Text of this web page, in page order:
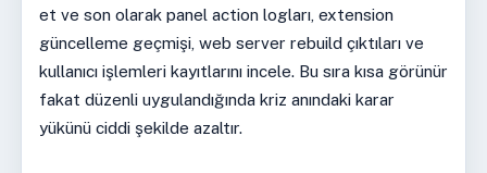
et ve son olarak panel action logları, extension
güncelleme geçmişi, web server rebuild çıktıları ve
kullanıcı işlemleri kayıtlarını incele. Bu sıra kısa görünür
fakat düzenli uygulandığında kriz anındaki karar
yükünü ciddi şekilde azaltır.